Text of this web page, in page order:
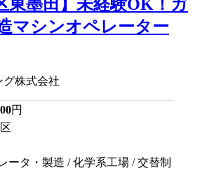
東墨田】未経験OK！ガ
マシンオペレーター
グ株式会社
円
ータ・製造 / 化学系工場 / 交替制